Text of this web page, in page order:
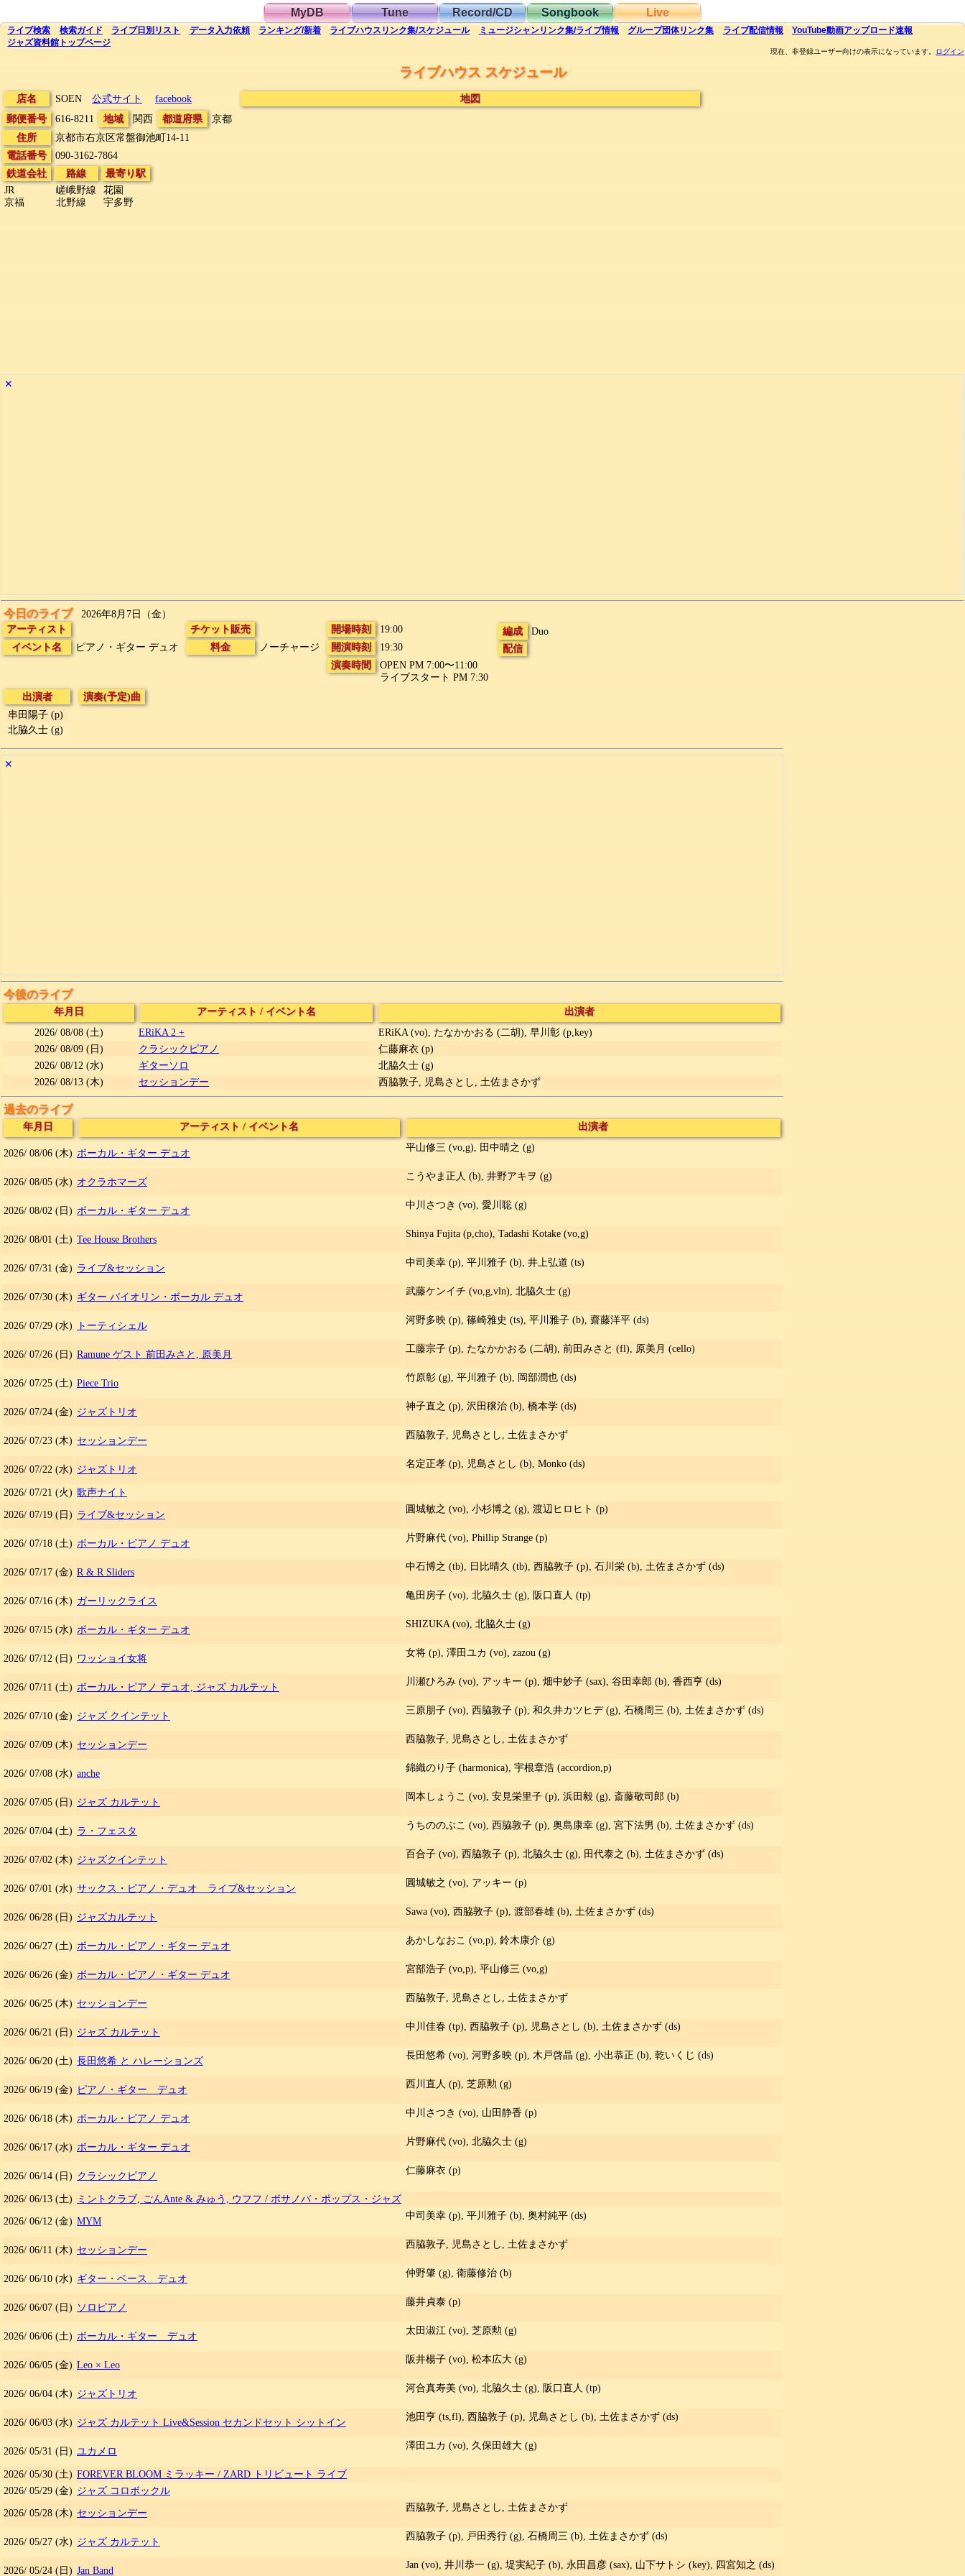
MyDB Tune Record/CD Songbook Live
ライブ検索 検索ガイド ライブ日別 リスト データ入力依頼 ランキング/新着 ライブハウス リンク集/スケジュール ミュージシャンリンク集/ライブ情報 グループ団体リンク集 ライブ配信情報 YouTube動画アップロード速報
ジャズ資料館 トップページ
現在、非登録ユーザー向けの表示になっています。 ログイン
ライブハウス スケジュール
店名 SOEN 公式サイト
facebook
郵便番号
616-8211 地域 関西 都道府県
京都
住所
京都市右京区常盤御池町14-11
電話番号
090-3162-7864
鉄道会社
JR
京福
路線
嵯峨野線
北野線
最寄り駅
花園
宇多野
地図
✕
今日のライブ
2026年8月7日（金）
アーティスト
イベント名
ピアノ・ギター デュオ
チケット販売
料金
ノーチャージ
開場時刻
19:00
開演時刻
19:30
演奏時間
OPEN PM 7:00〜11:00
ライブスタート PM 7:30
編成
Duo
配信
出演者
串田陽子 (p)
北脇久士 (g)
演奏(予定)曲
✕
今後のライブ
年月日 アーティスト / イベント名
出演者
2026/ 08/08 (土) ERiKA 2 +
ERiKA (vo), たなかかおる (二胡), 早川彰 (p,key)
2026/ 08/09 (日) クラシックピアノ
仁藤麻衣 (p)
2026/ 08/12 (水) ギターソロ
北脇久士 (g)
2026/ 08/13 (木) セッションデー 西脇敦子, 児島さとし, 土佐まさかず
過去のライブ
年月日 アーティスト / イベント名 出演者
2026/ 08/06 (木) ボーカル・ギター デュオ 平山修三 (vo,g), 田中晴之 (g)
2026/ 08/05 (水) オクラホマーズ こうやま正人 (b), 井野アキヲ (g)
2026/ 08/02 (日) ボーカル・ギター デュオ 中川さつき (vo), 愛川聡 (g)
2026/ 08/01 (土) Tee House Brothers Shinya Fujita (p,cho), Tadashi Kotake (vo,g)
2026/ 07/31 (金) ライブ&セッション 中司美幸 (p), 平川雅子 (b), 井上弘道 (ts)
2026/ 07/30 (木) ギター バイオリン・ボーカル デュオ 武藤ケンイチ (vo,g,vln), 北脇久士 (g)
2026/ 07/29 (水) トーティシェル 河野多映 (p), 篠崎雅史 (ts), 平川雅子 (b), 齋藤洋平 (ds)
2026/ 07/26 (日) Ramune ゲスト 前田みさと, 原美月 工藤宗子 (p), たなかかおる (二胡), 前田みさと (fl), 原美月 (cello)
2026/ 07/25 (土) Piece Trio 竹原彰 (g), 平川雅子 (b), 岡部潤也 (ds)
2026/ 07/24 (金) ジャズトリオ 神子直之 (p), 沢田穣治 (b), 橋本学 (ds)
2026/ 07/23 (木) セッションデー 西脇敦子, 児島さとし, 土佐まさかず
2026/ 07/22 (水) ジャズトリオ 名定正孝 (p), 児島さとし (b), Monko (ds)
2026/ 07/21 (火) 歌声ナイト
2026/ 07/19 (日) ライブ&セッション 圓城敏之 (vo), 小杉博之 (g), 渡辺ヒロヒト (p)
2026/ 07/18 (土) ボーカル・ピアノ デュオ 片野麻代 (vo), Phillip Strange (p)
2026/ 07/17 (金) R & R Sliders 中石博之 (tb), 日比晴久 (tb), 西脇敦子 (p), 石川栄 (b), 土佐まさかず (ds)
2026/ 07/16 (木) ガーリックライス 亀田房子 (vo), 北脇久士 (g), 阪口直人 (tp)
2026/ 07/15 (水) ボーカル・ギター デュオ SHIZUKA (vo), 北脇久士 (g)
2026/ 07/12 (日) ワッショイ女将 女将 (p), 澤田ユカ (vo), zazou (g)
2026/ 07/11 (土) ボーカル・ピアノ デュオ, ジャズ カルテット 川瀬ひろみ (vo), アッキー (p), 畑中妙子 (sax), 谷田幸郎 (b), 香西亨 (ds)
2026/ 07/10 (金) ジャズ クインテット 三原朋子 (vo), 西脇敦子 (p), 和久井カツヒデ (g), 石橋周三 (b), 土佐まさかず (ds)
2026/ 07/09 (木) セッションデー 西脇敦子, 児島さとし, 土佐まさかず
2026/ 07/08 (水) anche 錦織のり子 (harmonica), 宇根章浩 (accordion,p)
2026/ 07/05 (日) ジャズ カルテット 岡本しょうこ (vo), 安見栄里子 (p), 浜田毅 (g), 斎藤敬司郎 (b)
2026/ 07/04 (土) ラ・フェスタ うちののぶこ (vo), 西脇敦子 (p), 奥島康幸 (g), 宮下法男 (b), 土佐まさかず (ds)
2026/ 07/02 (木) ジャズクインテット 百合子 (vo), 西脇敦子 (p), 北脇久士 (g), 田代泰之 (b), 土佐まさかず (ds)
2026/ 07/01 (水) サックス・ピアノ・デュオ ライブ&セッション 圓城敏之 (vo), アッキー (p)
2026/ 06/28 (日) ジャズカルテット Sawa (vo), 西脇敦子 (p), 渡部春雄 (b), 土佐まさかず (ds)
2026/ 06/27 (土) ボーカル・ピアノ・ギター デュオ あかしなおこ (vo,p), 鈴木康介 (g)
2026/ 06/26 (金) ボーカル・ピアノ・ギター デュオ 宮部浩子 (vo,p), 平山修三 (vo,g)
2026/ 06/25 (木) セッションデー 西脇敦子, 児島さとし, 土佐まさかず
2026/ 06/21 (日) ジャズ カルテット 中川佳春 (tp), 西脇敦子 (p), 児島さとし (b), 土佐まさかず (ds)
2026/ 06/20 (土) 長田悠希 と ハレーションズ 長田悠希 (vo), 河野多映 (p), 木戸啓晶 (g), 小出恭正 (b), 乾いくじ (ds)
2026/ 06/19 (金) ピアノ・ギター デュオ 西川直人 (p), 芝原勲 (g)
2026/ 06/18 (木) ボーカル・ピアノ デュオ 中川さつき (vo), 山田静香 (p)
2026/ 06/17 (水) ボーカル・ギター デュオ 片野麻代 (vo), 北脇久士 (g)
2026/ 06/14 (日) クラシックピアノ 仁藤麻衣 (p)
2026/ 06/13 (土) ミントクラブ, ごんAnte & みゅう, ウフフ / ボサノバ・ポップス・ジャズ
2026/ 06/12 (金) MYM 中司美幸 (p), 平川雅子 (b), 奥村純平 (ds)
2026/ 06/11 (木) セッションデー 西脇敦子, 児島さとし, 土佐まさかず
2026/ 06/10 (水) ギター・ベース デュオ 仲野肇 (g), 衛藤修治 (b)
2026/ 06/07 (日) ソロピアノ 藤井貞泰 (p)
2026/ 06/06 (土) ボーカル・ギター デュオ 太田淑江 (vo), 芝原勲 (g)
2026/ 06/05 (金) Leo × Leo 阪井楊子 (vo), 松本広大 (g)
2026/ 06/04 (木) ジャズトリオ 河合真寿美 (vo), 北脇久士 (g), 阪口直人 (tp)
2026/ 06/03 (水) ジャズ カルテット Live&Session セカンドセット シットイン 池田亨 (ts,fl), 西脇敦子 (p), 児島さとし (b), 土佐まさかず (ds)
2026/ 05/31 (日) ユカメロ 澤田ユカ (vo), 久保田雄大 (g)
2026/ 05/30 (土) FOREVER BLOOM ミラッキー / ZARD トリビュート ライブ
2026/ 05/29 (金) ジャズ コロボックル
2026/ 05/28 (木) セッションデー 西脇敦子, 児島さとし, 土佐まさかず
2026/ 05/27 (水) ジャズ カルテット 西脇敦子 (p), 戸田秀行 (g), 石橋周三 (b), 土佐まさかず (ds)
2026/ 05/24 (日) Jan Band Jan (vo), 井川恭一 (g), 堤実紀子 (b), 永田昌彦 (sax), 山下サトシ (key), 四宮知之 (ds)